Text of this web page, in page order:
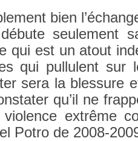
bien
seule­ment
qui est un atout
qui pul­lulent sur
sera la bles­sure
qu’il ne
extrême
Potro de 2008-